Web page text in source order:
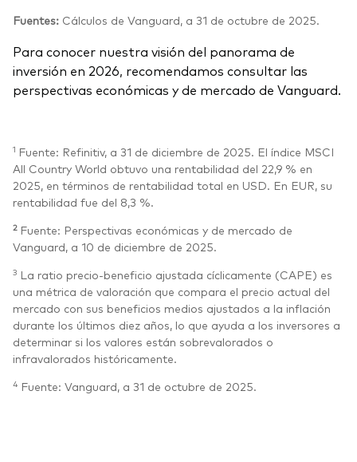
Fuentes: Cálculos de Vanguard, a 31 de octubre de 2025.
Para conocer nuestra visión del panorama de
inversión en 2026, recomendamos consultar las
perspectivas económicas y de mercado de Vanguard.
1 Fuente: Refinitiv, a 31 de diciembre de 2025. El índice MSCI
All Country World obtuvo una rentabilidad del 22,9 % en
2025, en términos de rentabilidad total en USD. En EUR, su
rentabilidad fue del 8,3 %.
2 Fuente: Perspectivas económicas y de mercado de
Vanguard, a 10 de diciembre de 2025.
3 La ratio precio-beneficio ajustada cíclicamente (CAPE) es
una métrica de valoración que compara el precio actual del
mercado con sus beneficios medios ajustados a la inflación
durante los últimos diez años, lo que ayuda a los inversores a
determinar si los valores están sobrevalorados o
infravalorados históricamente.
4 Fuente: Vanguard, a 31 de octubre de 2025.